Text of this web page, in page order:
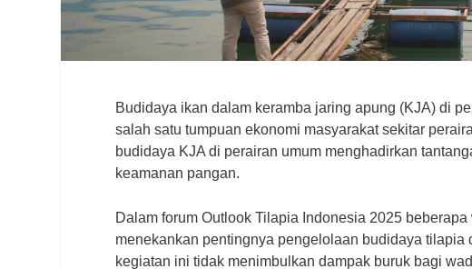
Budidaya ikan dalam keramba jaring apung (KJA) di
salah satu tumpuan ekonomi masyarakat sekitar
budidaya KJA di perairan umum menghadirkan
keamanan pangan.
Dalam forumOutlook Tilapia Indonesia 2025
menekankan pentingnya pengelolaan budidaya
kegiatan ini tidak menimbulkan dampak buruk bagi